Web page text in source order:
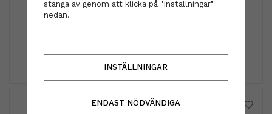
Hårsnodden - Light purple
stänga av genom att klicka på "Inställningar"
nedan.
INSTÄLLNINGAR
ENDAST NÖDVÄNDIGA